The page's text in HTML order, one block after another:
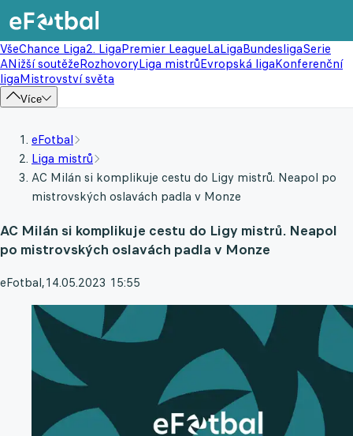
VšeChance Liga2. LigaPremier LeagueLaLigaBundesligaSerie
ANižší soutěžeRozhovoryLiga mistrůEvropská ligaKonferenční
ligaMistrovství světa
Více
eFotbal
Liga mistrů
AC Milán si komplikuje cestu do Ligy mistrů. Neapol po
mistrovských oslavách padla v Monze
AC Milán si komplikuje cestu do Ligy mistrů. Neapol
po mistrovských oslavách padla v Monze
eFotbal,14.05.2023 15:55